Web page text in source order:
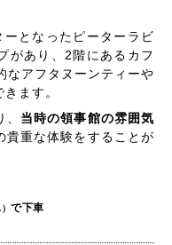
となったピーターラビ
があり、2階にあるカフ
なアフタヌーンティーや
ます。
当時の領事館の雰囲気
貴重な体験をすることが
）で下車